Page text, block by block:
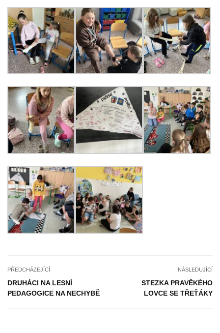
PŘEDCHÁZEJÍCÍ
DRUHÁCI NA LESNÍ
PEDAGOGICE NA NECHYBĚ
NÁSLEDUJÍCÍ
STEZKA PRAVĚKÉHO
LOVCE SE TŘEŤÁKY